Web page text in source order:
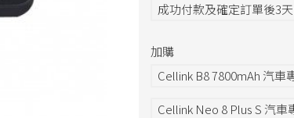
成功付款及確定訂單後3
加購
Cellink B8 7800mAh 汽車
Cellink Neo 8 Plus S 汽